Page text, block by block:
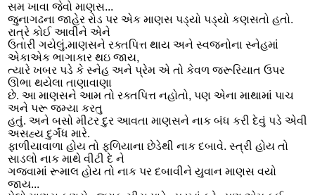
સમ ખાવા જેવો માણસ...
જુનાગઢના જાહેર રોડ પર એક માણસ પડ્યો પડ્યો કણસતો હતો.
રાત્રે કોઈ આવીને એને
ઉતારી ગયેલું.માણસને રક્તપિત્ત થાય અને સ્વજનોના સ્નેહમાં
એકાએક ભાગાકાર થઇ જાય,
ત્યારે ખબર પડે કે સ્નેહ અને પ્રેમ એ તો કેવળ જરૂરિયાત ઉપર
ઊભા થયેલા તાણાવાણા
છે. આ માણસને આમ તો રક્તપિત્ત નહોતો, પણ એના માથામાં પાચ
અને પરૂ જમ્યા કરતુ
હતું. અને બસો મીટર દુર આવતા માણસને નાક બંધ કરી દેવું પડે એવી
અસહ્ય દુર્ગંધ મારે.
ફાળીયાવાળા હોય તો ફળિયાના છેડેથી નાક દબાવે. સ્ત્રી હોય તો
સાડલો નાક માથે વીટી દે ને
ગજવામાં રૂમાલ હોય તો નાક પર દબાવીને યુવાન માણસ વયો
જાય...